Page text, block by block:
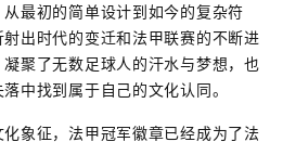
最初的简单设计到如今的复杂符
出时代的变迁和法甲联赛的不断进
聚了无数足球人的汗水与梦想，也
中找到属于自己的文化认同。
象征，法甲冠军徽章已经成为了法